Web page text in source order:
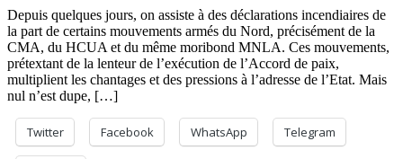
Depuis quelques jours, on assiste à des déclarations incendiaires de
la part de certains mouvements armés du Nord, précisément de la
CMA, du HCUA et du même moribond MNLA. Ces mouvements,
prétextant de la lenteur de l’exécution de l’Accord de paix,
multiplient les chantages et des pressions à l’adresse de l’Etat. Mais
nul n’est dupe, […]
Twitter Facebook WhatsApp Telegram